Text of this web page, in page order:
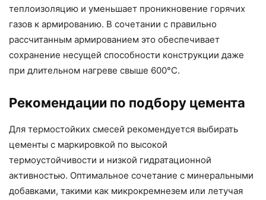
теплоизоляцию и уменьшает проникновение горячих
газов к армированию. В сочетании с правильно
рассчитанным армированием это обеспечивает
сохранение несущей способности конструкции даже
при длительном нагреве свыше 600°C.
Рекомендации по подбору цемента
Для термостойких смесей рекомендуется выбирать
цементы с маркировкой по высокой
термоустойчивости и низкой гидратационной
активностью. Оптимальное сочетание с минеральными
добавками, такими как микрокремнезем или летучая